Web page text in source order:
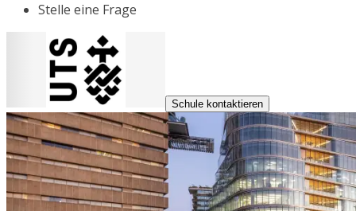
Stelle eine Frage
Schule kontaktieren